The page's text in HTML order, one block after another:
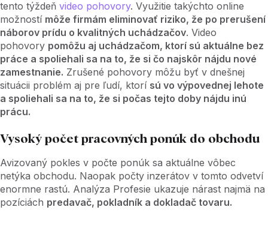
tento týždeň video pohovory. Využitie takýchto online
možností môže firmám eliminovať riziko, že po prerušení
náborov prídu o kvalitných uchádzačov. Video
pohovory pomôžu aj uchádzačom, ktorí sú aktuálne bez
práce a spoliehali sa na to, že si čo najskôr nájdu nové
zamestnanie. Zrušené pohovory môžu byť v dnešnej
situácii problém aj pre ľudí, ktorí sú vo výpovednej lehote
a spoliehali sa na to, že si počas tejto doby nájdu inú
prácu.
Vysoký počet pracovných ponúk do obchodu
Avizovaný pokles v počte ponúk sa aktuálne vôbec
netýka obchodu. Naopak počty inzerátov v tomto odvetví
enormne rastú. Analýza Profesie ukazuje nárast najmä na
pozíciách predavač, pokladník a dokladač tovaru.